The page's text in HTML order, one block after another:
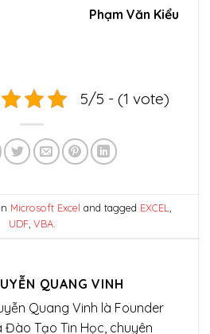
Phạm Văn Kiểu
5/5 - (1 vote)
Microsoft Excel and tagged EXCEL,
UDF, VBA.
QUANG VINH
Quang Vinh là Founder
Đào Tạo Tin Học, chuyên